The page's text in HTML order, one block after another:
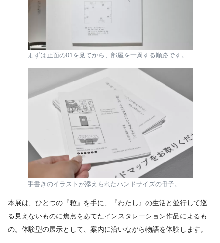
まずは正面の01を見てから、部屋を一周する順路です。
手書きのイラストが添えられたハンドサイズの冊子。
本展は、ひとつの『粒』を手に、『わたし』の生活と並行して巡
る見えないものに焦点をあてたインスタレーション作品によるも
の。体験型の展示として、案内に沿いながら物語を体験します。